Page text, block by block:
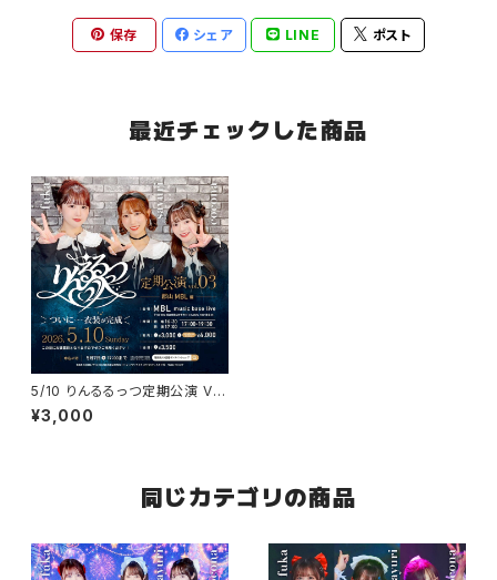
保存 シェア LINE ポスト
最近チェックした商品
5/10 りんるるっつ定期公演 Vo
l.03 郡山MBL
¥3,000
同じカテゴリの商品